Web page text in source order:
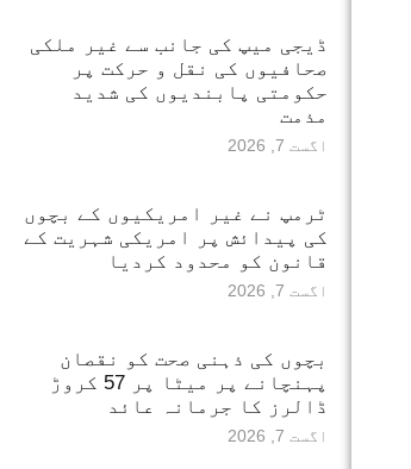
ڈیجی میپ کی جانب سے غیر ملکی
صحافیوں کی نقل و حرکت پر
حکومتی پابندیوں کی شدید
مذمت
اگست 7, 2026
ٹرمپ نے غیر امریکیوں کے بچوں
کی پیدائش پر امریکی شہریت کے
قانون کو محدود کردیا
اگست 7, 2026
بچوں کی ذہنی صحت کو نقصان
پہنچانے پر میٹا پر 57 کروڑ
ڈالرز کا جرمانہ عائد
اگست 7, 2026